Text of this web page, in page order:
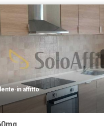
·in affitto